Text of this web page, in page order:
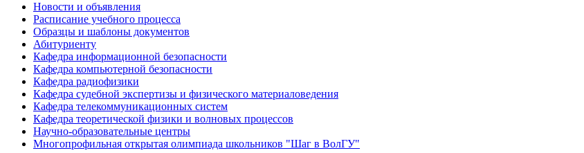
Новости и объявления
Расписание учебного процесса
Образцы и шаблоны документов
Абитуриенту
Кафедра информационной безопасности
Кафедра компьютерной безопасности
Кафедра радиофизики
Кафедра судебной экспертизы и физического материаловедения
Кафедра телекоммуникационных систем
Кафедра теоретической физики и волновых процессов
Научно-образовательные центры
Многопрофильная открытая олимпиада школьников "Шаг в ВолГУ"